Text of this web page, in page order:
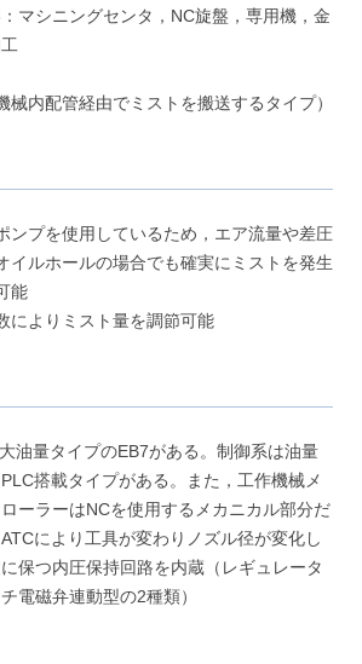
マシニングセンタ，NC旋盤，専用機，金
械内配管経由でミストを搬送するタイプ）
ンプを使用しているため，エア流量や差圧
イルホールの場合でも確実にミストを発生
能
によりミスト量を調節可能
油量タイプのEB7がある。制御系は油量
搭載タイプがある。また，工作機械メ
ーラーはNCを使用するメカニカル部分だ
により工具が変わりノズル径が変化し
保つ内圧保持回路を内蔵（レギュレータ
電磁弁連動型の2種類）